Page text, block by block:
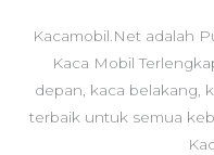
Kacamobil.Net adalah
Kaca Mobil
depan, kaca belakang,
terbaik untuk semua